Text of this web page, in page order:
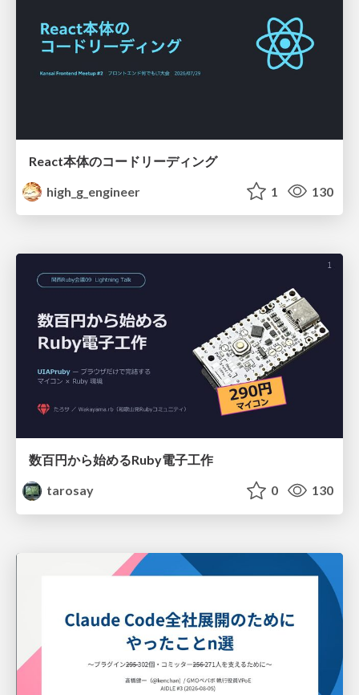
React本体のコードリーディング
high_g_engineer
1 130
数百円から始めるRuby電子工作
tarosay
0 130